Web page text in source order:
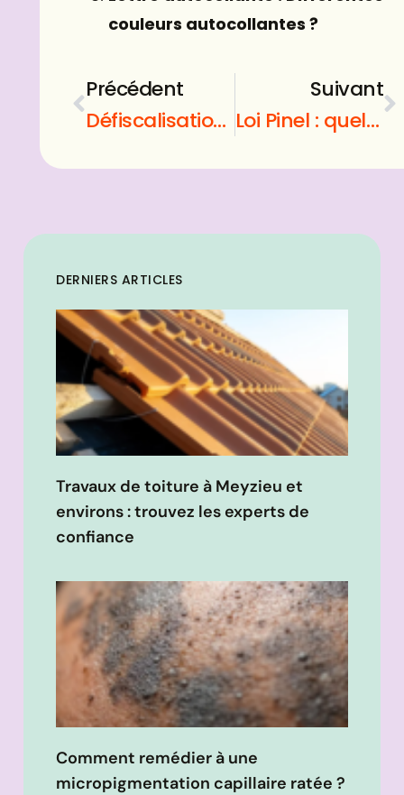
couleurs autocollantes ?
Précédent
Défiscalisation immobilière : comment peut-on payer moins d’impôts grâce à l’investissement dans l’immobilier ?
Suivant
Loi Pinel : quelles sont les conditions pour investir au sein de cette loi ?
DERNIERS ARTICLES
Travaux de toiture à Meyzieu et
environs : trouvez les experts de
confiance
Comment remédier à une
micropigmentation capillaire ratée ?